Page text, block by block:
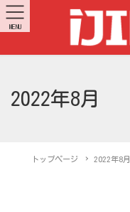
2022年8月
トップページ 2022年8月
MENU